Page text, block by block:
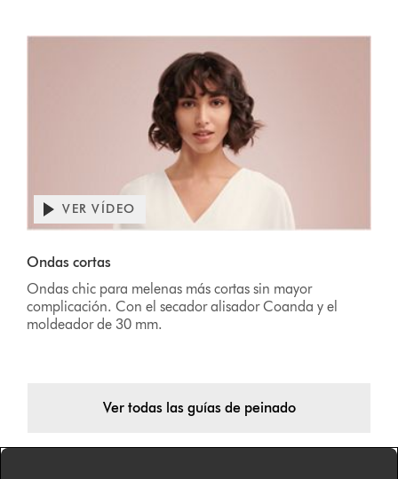
VER VÍDEO
Ondas cortas
Ondas chic para melenas más cortas sin mayor
complicación. Con el secador alisador Coanda y el
moldeador de 30 mm.
Ver todas las guías de peinado